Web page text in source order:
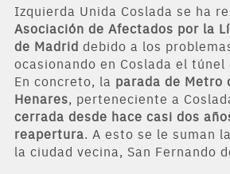
Izquierda Unida Coslada se ha
Asociación de Afectados por la
de Madrid debido a los
ocasionando en Coslada el túnel
En concreto, la parada de Metro
Henares, perteneciente a
cerrada desde hace casi dos
reapertura. A esto se le suman
la ciudad vecina, San Fernando